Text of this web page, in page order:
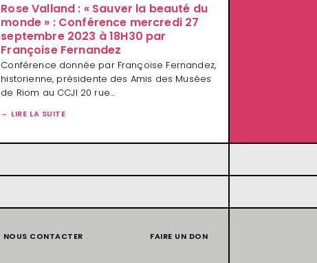
Rose Valland : « Sauver la beauté du
monde » : Conférence mercredi 27
septembre 2023 à 18H30 par
Françoise Fernandez
Conférence donnée par Françoise Fernandez,
historienne, présidente des Amis des Musées
de Riom au CCJI 20 rue…
LIRE LA SUITE
NOUS CONTACTER FAIRE UN DON